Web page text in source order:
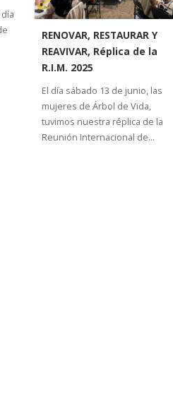
RENOVAR, RESTAURAR Y
REAVIVAR, Réplica de la
R.I.M. 2025
El día sábado 13 de junio, las
mujeres de Árbol de Vida,
tuvimos nuestra réplica de la
Reunión Internacional de...